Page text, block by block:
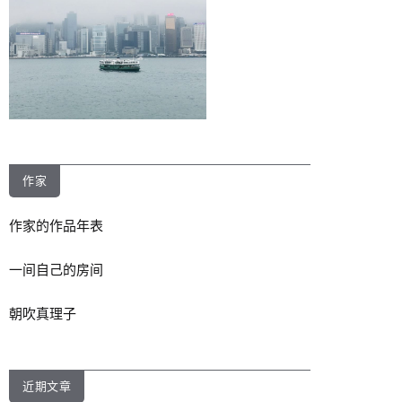
作家
作家的作品年表
一间自己的房间
朝吹真理子
近期文章